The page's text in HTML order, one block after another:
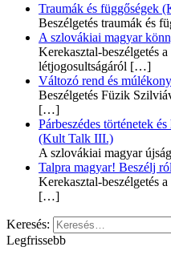
Traumák és függőségek
Beszélgetés traumák és
A szlovákiai magyar
Kerekasztal-beszélgetés
létjogosultságáról […]
Változó rend és
Beszélgetés Füzik
[…]
Párbeszédes történetek
(Kult Talk III.)
A szlovákiai magyar
Talpra magyar! Beszélj
Kerekasztal-beszélgetés
[…]
Keresés:
Legfrissebb